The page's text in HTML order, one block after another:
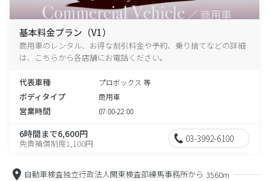
基本料金プラン（V1）
商用車のレンタル、お得な割引料金や予約、乗り捨てなどの詳細
は、こちらから各店舗にお電話ください。
代表車種 プロボックス 等
ボディタイプ 商用車
営業時間 07:00-22:00
6時間まで6,600円
免責補償制度1,100円 03-3992-6100
自動車検査独立行政法人関東検査部練馬事務所から 3560m